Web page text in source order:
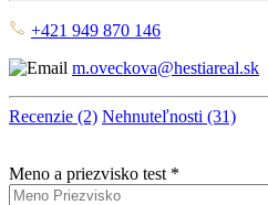
+421 949 870 146
m.oveckova@hestiareal.sk
Recenzie (2) Nehnuteľnosti (31)
Meno a priezvisko test *